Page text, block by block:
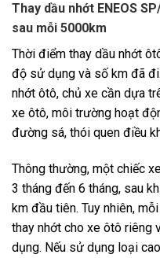
Thay dầu nhớt ENEOS
sau mỗi 5000km
Thời điểm thay dầu nhớt
độ sử dụng và số km đã
nhớt ôtô, chủ xe cần dựa
xe ôtô, môi trường hoạt
đường sá, thói quen điều
Thông thường, một chiếc
3 tháng đến 6 tháng, sau
km đầu tiên. Tuy nhiên,
thay nhớt cho xe ôtô riêng
dụng. Nếu sử dụng loại